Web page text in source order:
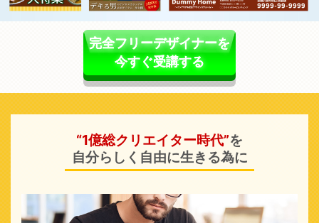
完全フリーデザイナーを
今すぐ受講する
“1億総クリエイター時代”を
自分らしく自由に生きる為に